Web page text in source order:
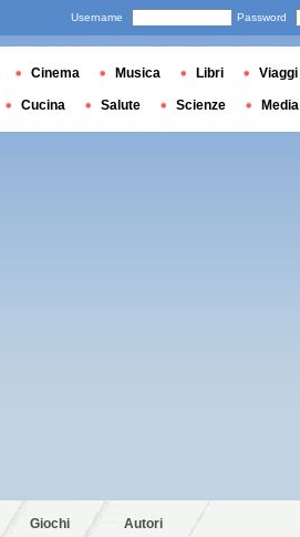
Giochi Autori
Username Password
Cinema Musica Libri Viaggi
Cucina Salute Scienze